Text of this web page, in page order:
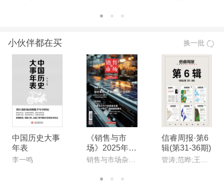
小伙伴都在买 换一批
中国历史大事
年表
李一鸣
《销售与市
场》2025年1
1月上(总第84
信睿周报·第6
辑(第31-36期)